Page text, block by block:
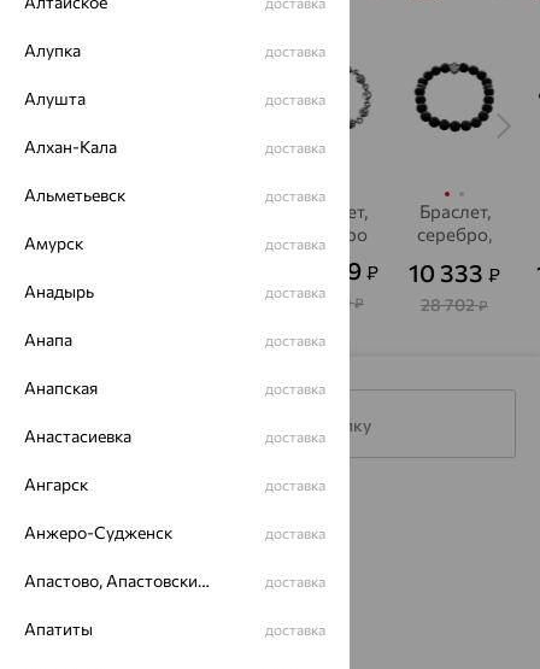
оникс
29 513
Браслет,
серебро
25 859 ₽
71 830₽
Браслет,
серебро,
10 333 ₽
28 702₽
Подписаться на рассылку
Алупка доставка
Алушта доставка
Алхан-Кала доставка
Альметьевск доставка
Амурск доставка
Анадырь доставка
Анапа доставка
Анапская доставка
Анастасиевка доставка
Ангарск доставка
Анжеро-Судженск доставка
Апастово, Апастовский район доставка
Апатиты доставка